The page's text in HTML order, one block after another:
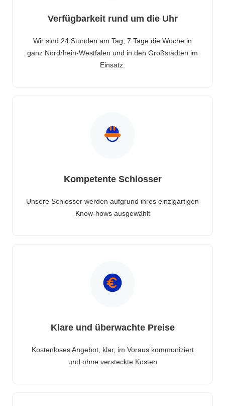
Verfügbarkeit rund um die Uhr
Wir sind 24 Stunden am Tag, 7 Tage die Woche in
ganz Nordrhein-Westfalen und in den Großstädten im
Einsatz.
Kompetente Schlosser
Unsere Schlosser werden aufgrund ihres einzigartigen
Know-hows ausgewählt
Klare und überwachte Preise
Kostenloses Angebot, klar, im Voraus kommuniziert
und ohne versteckte Kosten